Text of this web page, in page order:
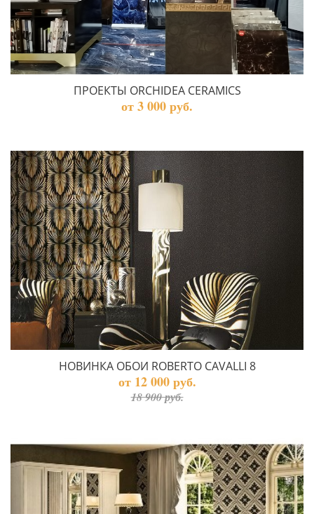
ПРОЕКТЫ ORCHIDEA CERAMICS
от 3 000 руб.
НОВИНКА ОБОИ ROBERTO CAVALLI 8
от 12 000 руб.
18 900 руб.